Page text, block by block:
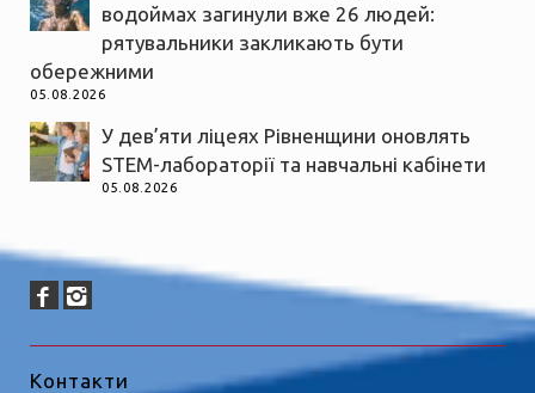
водоймах загинули вже 26 людей:
рятувальники закликають бути
обережними
05.08.2026
У дев’яти ліцеях Рівненщини оновлять
STEM-лабораторії та навчальні кабінети
05.08.2026
Контакти